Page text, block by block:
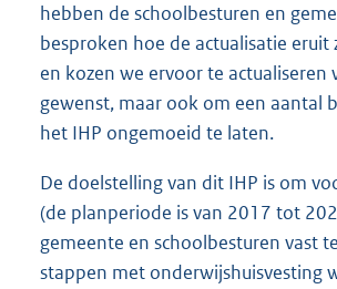
hebben de schoolbesturen en
besproken hoe de actualisatie eruit
en kozen we ervoor te actualiseren
gewenst, maar ook om een aantal
het IHP ongemoeid te laten.
De doelstelling van dit IHP is om
(de planperiode is van 2017 tot
gemeente en schoolbesturen vast
stappen met onderwijshuisvesting